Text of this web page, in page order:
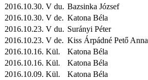
2016.10.30. V du. Bazsinka József
2016.10.30. V de. Katona Béla
2016.10.23. V du. Surányi Péter
2016.10.23. V de. Kiss Árpádné Pető Anna
2016.10.16. Kül. Katona Béla
2016.10.16. Kül. Katona Béla
2016.10.09. Kül. Katona Béla